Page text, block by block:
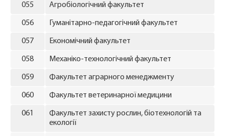
055 Агробіологічний факультет
056 Гуманітарно-педагогічний факультет
057 Економічний факультет
058 Механіко-технологічний факультет
059 Факультет аграрного менеджменту
060 Факультет ветеринарної медицини
061
Факультет захисту рослин, біотехнологій та
екології